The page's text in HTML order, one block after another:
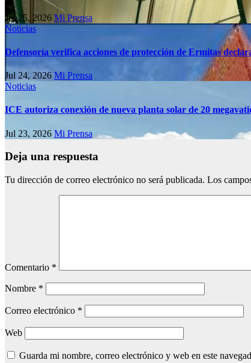
Jul 25, 2026 Mi Prensa
Noticias
Defensoría verifica acciones de protección de Ermitas
Jul 24, 2026 Mi Prensa
Noticias
ICE autoriza conexión de nueva planta solar de 20
Jul 23, 2026 Mi Prensa
Deja una respuesta
Tu dirección de correo electrónico no será publicada. Los
Comentario *
Nombre *
Correo electrónico *
Web
Guarda mi nombre, correo electrónico y web en este